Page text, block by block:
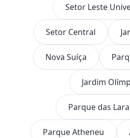
Setor Leste
Setor Central
Nova Suíça
Jardim
Parque das
Parque Atheneu